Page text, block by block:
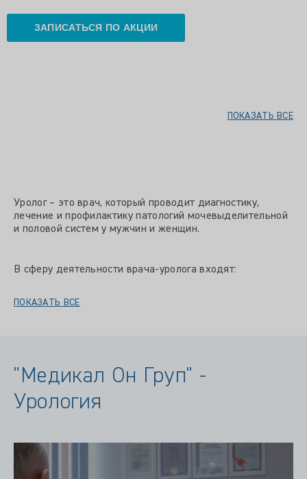
ЗАПИСАТЬСЯ ПО АКЦИИ
ПОКАЗАТЬ ВСЕ
Уролог – это врач, который проводит диагностику,
лечение и профилактику патологий мочевыделительной
и половой систем у мужчин и женщин.
В сферу деятельности врача-уролога входят:
ПОКАЗАТЬ ВСЕ
"Медикал Он Груп" -
Урология